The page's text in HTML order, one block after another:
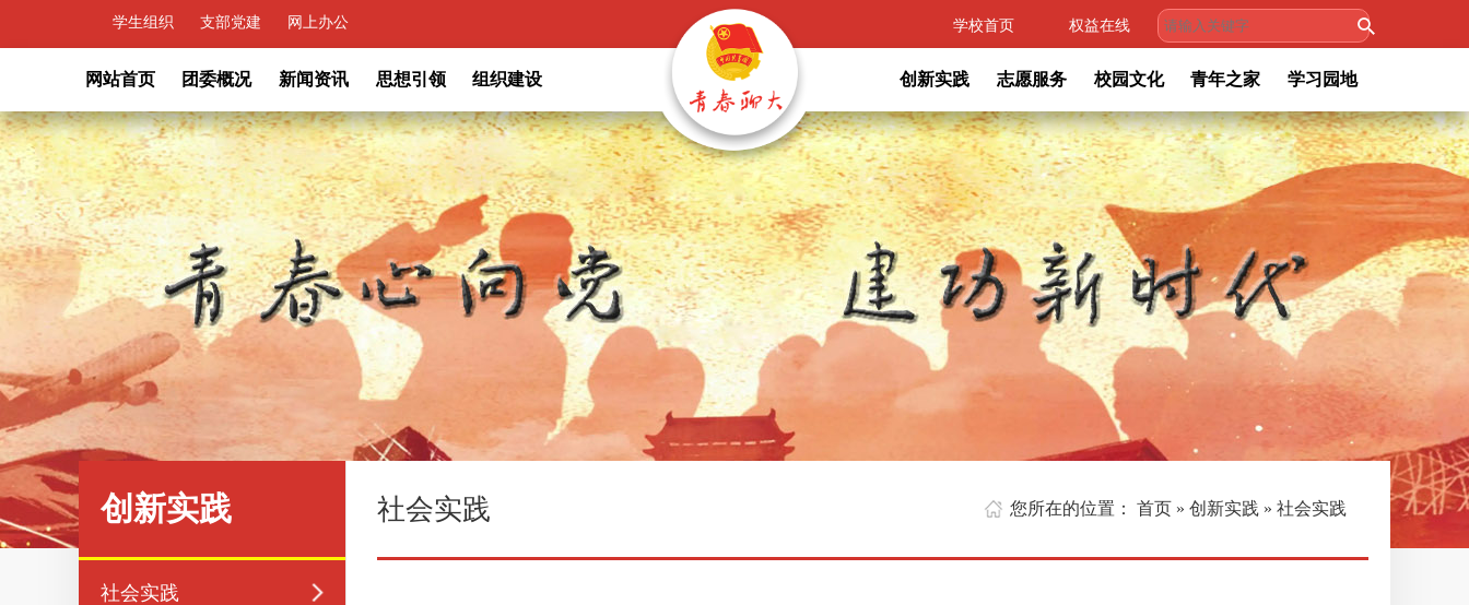
学生组织 支部党建 网上办公 学校首页 权益在线
网站首页 团委概况 新闻资讯 思想引领 组织建设 创新实践 志愿服务 校园文化 青年之家 学习园地
创新实践
社会实践
社会实践 您所在的位置： 首页 » 创新实践 » 社会实践